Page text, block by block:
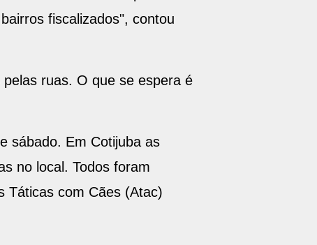
fiscalizados", contou
ruas. O que se espera é
sábado. Em Cotijuba as
no local. Todos foram
Táticas com Cães (Atac)